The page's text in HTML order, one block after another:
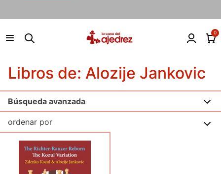
0
Libros de: Alozije Jankovic
Búsqueda avanzada